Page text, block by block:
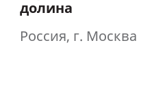
долина
Россия, г. Москва